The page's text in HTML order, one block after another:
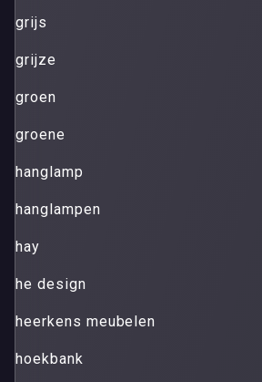
grijs
grijze
groen
groene
hanglamp
hanglampen
hay
he design
heerkens meubelen
hoekbank